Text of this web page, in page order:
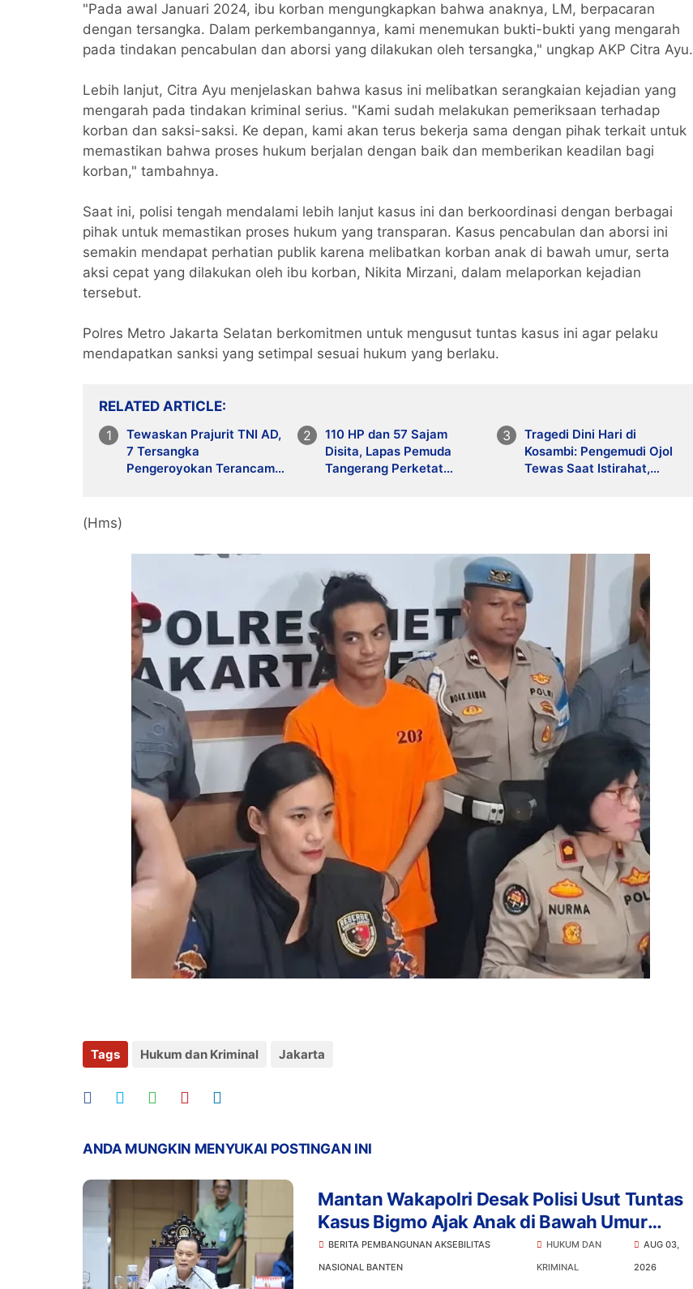
"Pada awal Januari 2024, ibu korban mengungkapkan bahwa anaknya, LM, berpacaran
dengan tersangka. Dalam perkembangannya, kami menemukan bukti-bukti yang mengarah
pada tindakan pencabulan dan aborsi yang dilakukan oleh tersangka," ungkap AKP Citra Ayu.
Lebih lanjut, Citra Ayu menjelaskan bahwa kasus ini melibatkan serangkaian kejadian yang
mengarah pada tindakan kriminal serius. "Kami sudah melakukan pemeriksaan terhadap
korban dan saksi-saksi. Ke depan, kami akan terus bekerja sama dengan pihak terkait untuk
memastikan bahwa proses hukum berjalan dengan baik dan memberikan keadilan bagi
korban," tambahnya.
Saat ini, polisi tengah mendalami lebih lanjut kasus ini dan berkoordinasi dengan berbagai
pihak untuk memastikan proses hukum yang transparan. Kasus pencabulan dan aborsi ini
semakin mendapat perhatian publik karena melibatkan korban anak di bawah umur, serta
aksi cepat yang dilakukan oleh ibu korban, Nikita Mirzani, dalam melaporkan kejadian
tersebut.
Polres Metro Jakarta Selatan berkomitmen untuk mengusut tuntas kasus ini agar pelaku
mendapatkan sanksi yang setimpal sesuai hukum yang berlaku.
RELATED ARTICLE
Tewaskan Prajurit TNI AD,
7 Tersangka
Pengeroyokan Terancam
110 HP dan 57 Sajam
Disita, Lapas Pemuda
Tangerang Perketat
Tragedi Dini Hari di
Kosambi: Pengemudi Ojol
Tewas Saat Istirahat,
(Hms)
Tags Hukum dan Kriminal Jakarta
ANDA MUNGKIN MENYUKAI POSTINGAN INI
Mantan Wakapolri Desak Polisi Usut Tuntas
Kasus Bigmo Ajak Anak di Bawah Umur
Promosikan Vape
BERITA PEMBANGUNAN AKSEBILITAS
NASIONAL BANTEN
HUKUM DAN
KRIMINAL
AUG 03,
2026